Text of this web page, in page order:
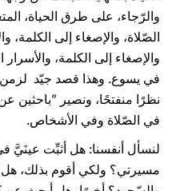
والرّجاء، على طرق الحياة،
الصّلاة، والإصغاء إلى الكلمة،
والإصغاء إلى الكلمة،
في يسوع. وهذا قصد جيّد لزمن
نظرًا منفتحًا، ونصير ”باحثين
في الصّلاة وفي الأشخاص.
لنسأل أنفسنا: هل أثبِّت عينَيَّ
مسيرتي؟ ولكي أقوم بذلك، هل